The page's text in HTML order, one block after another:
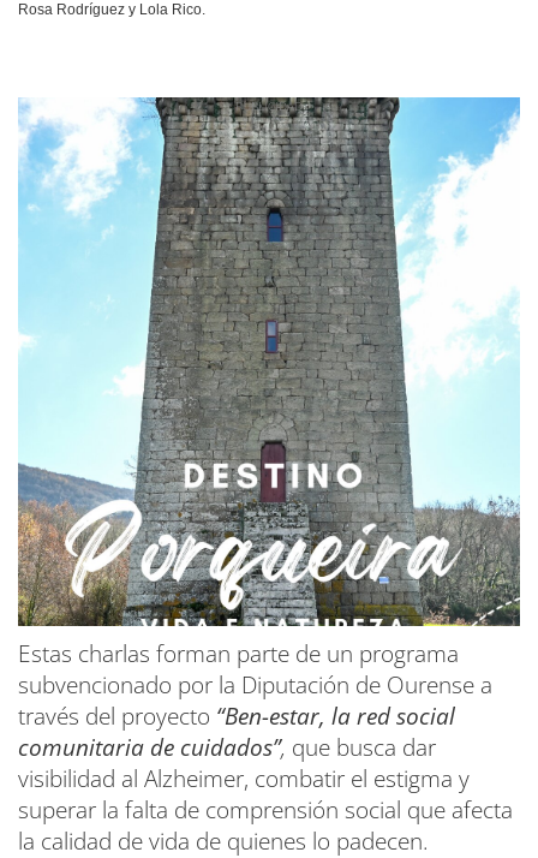
Rosa Rodríguez y Lola Rico.
Estas charlas forman parte de un programa
subvencionado por la Diputación de Ourense a
través del proyecto “Ben-estar, la red social
comunitaria de cuidados”, que busca dar
visibilidad al Alzheimer, combatir el estigma y
superar la falta de comprensión social que afecta
la calidad de vida de quienes lo padecen.